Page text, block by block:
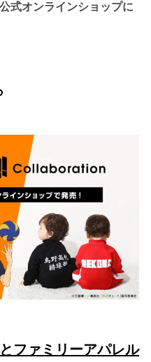
式オンラインショップに
ファミリーアパレル